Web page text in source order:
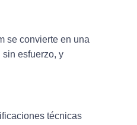
se convierte en una
sin esfuerzo, y
técnicas